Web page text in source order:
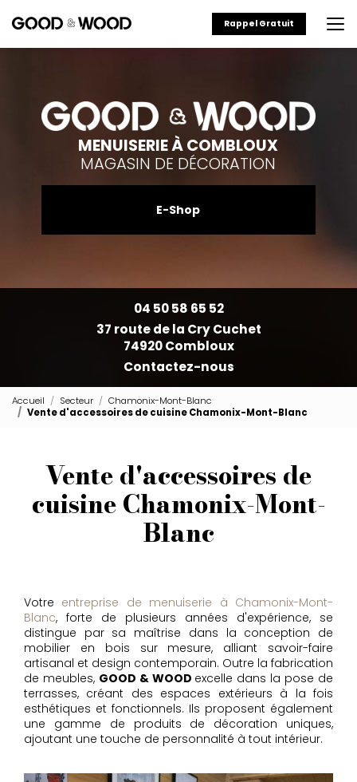
au
principal
Rappel Gratuit
MENUISERIE À COMBLOUX
MAGASIN DE DÉCORATION
E-Shop
04 50 58 65 52
37 route de la Cry Cuchet
74920 Combloux
Contactez-nous
Accueil Secteur
Chamonix-Mont-Blanc
Vente d'accessoires de cuisine Chamonix-Mont-Blanc
Vente d'accessoires de
cuisine Chamonix-Mont-
Blanc
Votre entreprise de menuiserie à Chamonix-Mont-
Blanc, forte de plusieurs années d'expérience, se
distingue par sa maîtrise dans la conception de
mobilier en bois sur mesure, alliant savoir-faire
artisanal et design contemporain. Outre la fabrication
de meubles, GOOD & WOOD excelle dans la pose de
terrasses, créant des espaces extérieurs à la fois
esthétiques et fonctionnels. Ils proposent également
une gamme de produits de décoration uniques,
ajoutant une touche de personnalité à tout intérieur.